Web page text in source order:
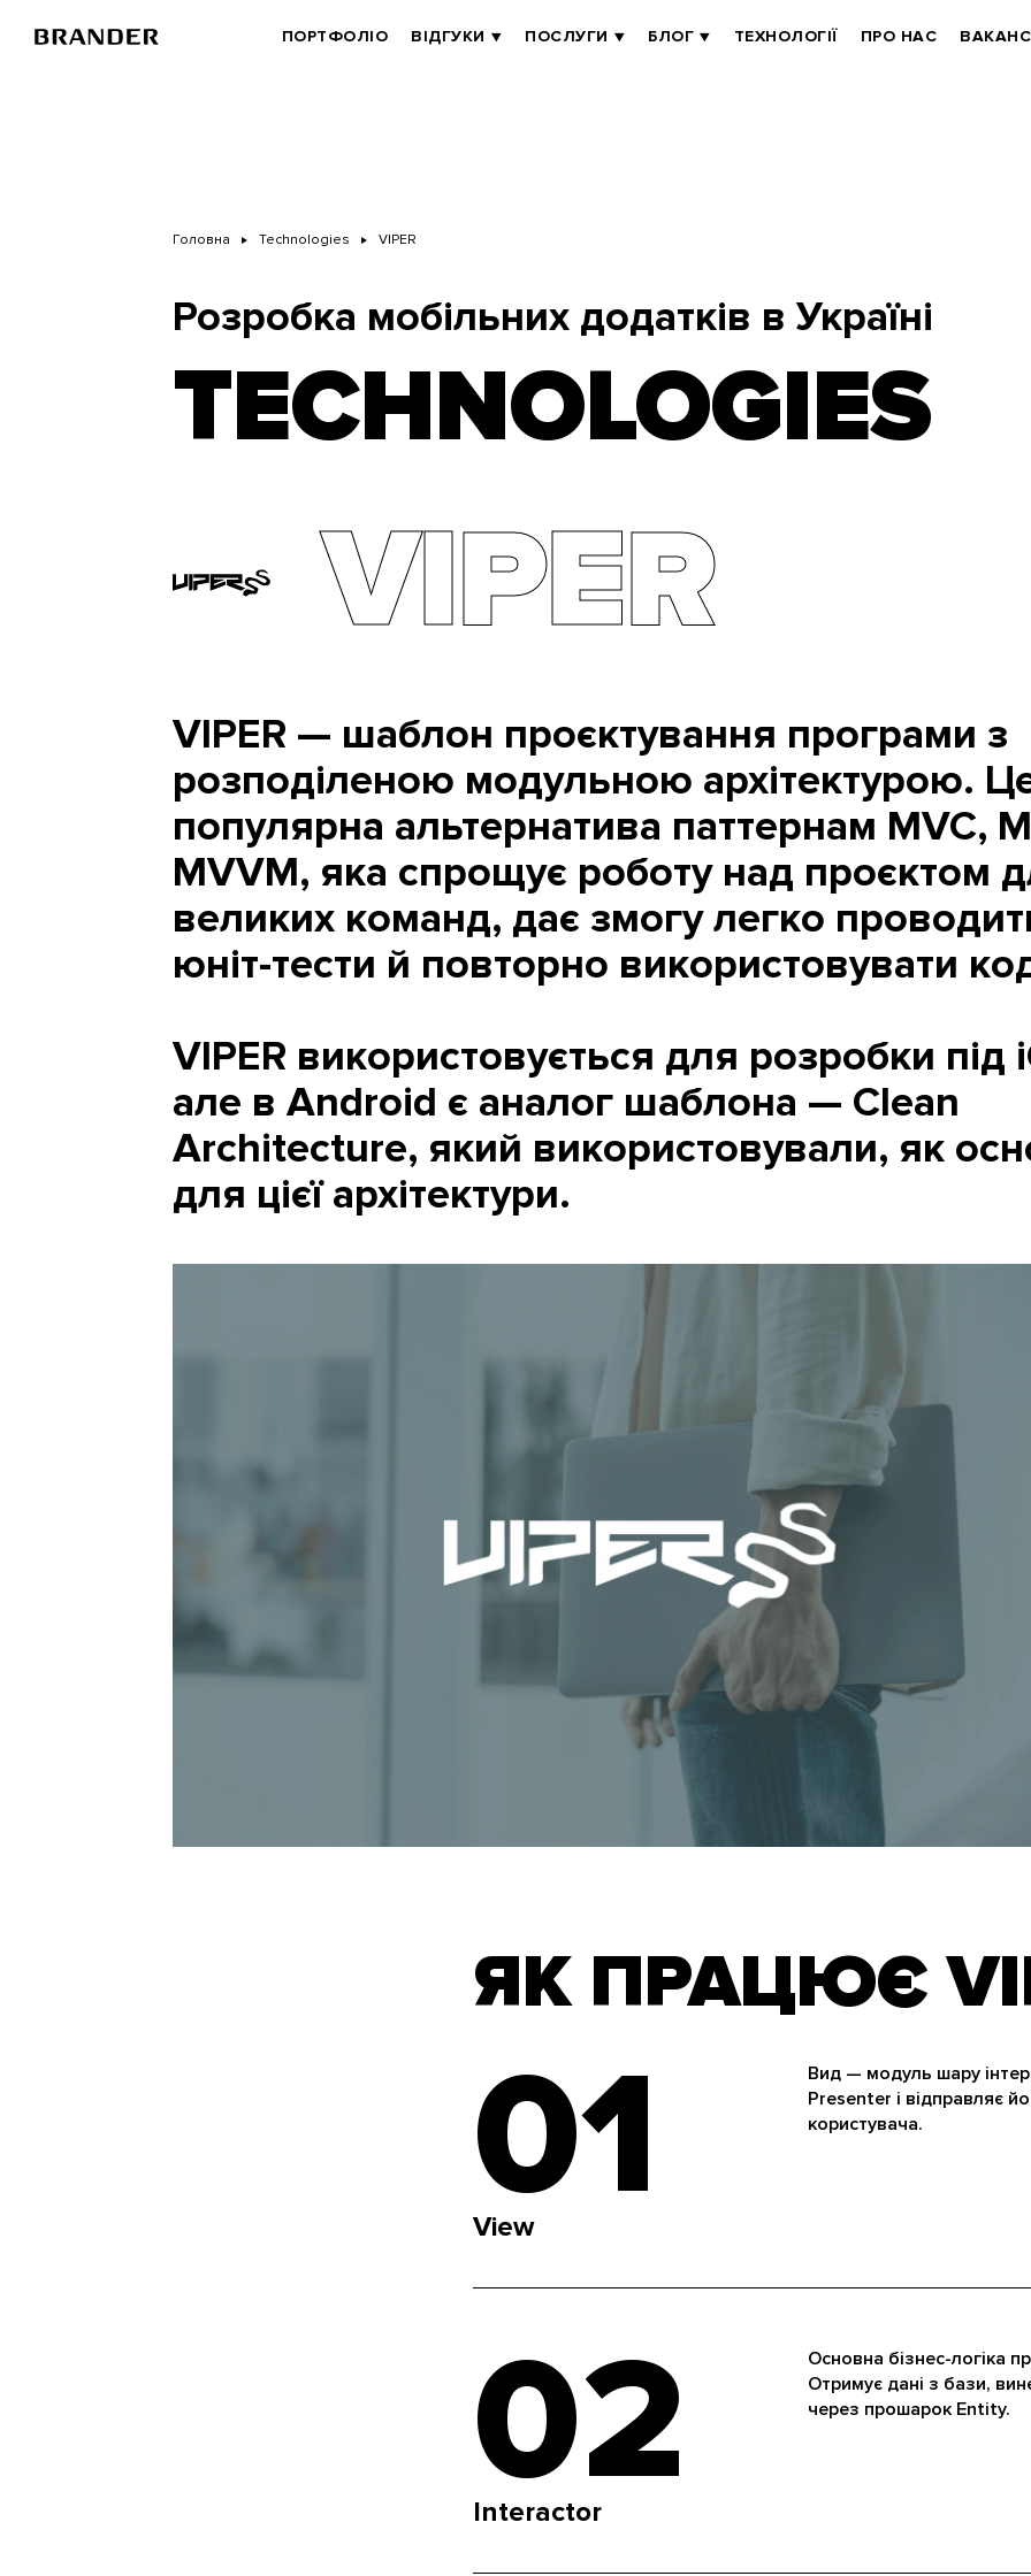
BRANDER
ПОРТФОЛІО ВІДГУКИ ПОСЛУГИ БЛОГ ТЕХНОЛОГІЇ ПРО НАС
Головна Technologies VIPER
Розробка мобільних додатків в Україні
TECHNOLOGIES
VIPER
VIPER — шаблон проєктування програми з
розподіленою модульною архітектурою.
популярна альтернатива паттернам MVC,
MVVM, яка спрощує роботу над проєктом
великих команд, дає змогу легко
юніт-тести й повторно використовувати
VIPER використовується для розробки під
але в Android є аналог шаблона — Clean
Architecture, який використовували, як
для цієї архітектури.
ЯК ПРАЦЮЄ
01
View
Вид — модуль шару
Presenter і відправляє
користувача.
02
Interactor
Основна бізнес-логіка
Отримує дані з бази,
через прошарок Entity.